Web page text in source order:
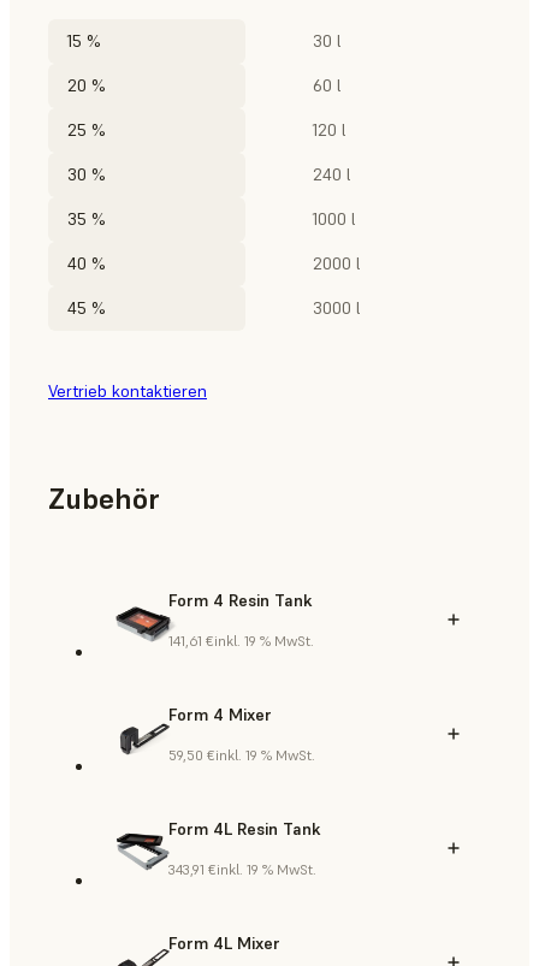
15 % 30 l
20 % 60 l
25 % 120 l
30 % 240 l
35 % 1000 l
40 % 2000 l
45 % 3000 l
Vertrieb kontaktieren
Zubehör
Form 4 Resin Tank
141,61 €inkl. 19 % MwSt.
Form 4 Mixer
59,50 €inkl. 19 % MwSt.
Form 4L Resin Tank
343,91 €inkl. 19 % MwSt.
Form 4L Mixer